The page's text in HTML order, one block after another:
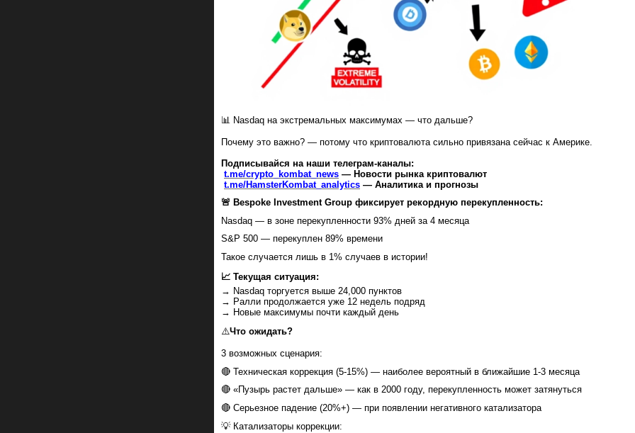
📊 Nasdaq на экстремальных максимумах — что дальше?
Почему это важно? — потому что криптовалюта сильно привязана сейчас к Америке.
Подписывайся на наши телеграм-каналы:
t.me/crypto_kombat_news — Новости рынка криптовалют
t.me/HamsterKombat_analytics — Аналитика и прогнозы
🚨 Bespoke Investment Group фиксирует рекордную перекупленность:
Nasdaq — в зоне перекупленности 93% дней за 4 месяца
S&P 500 — перекуплен 89% времени
Такое случается лишь в 1% случаев в истории!
📈 Текущая ситуация:
→ Nasdaq торгуется выше 24,000 пунктов
→ Ралли продолжается уже 12 недель подряд
→ Новые максимумы почти каждый день
⚠️Что ожидать?
3 возможных сценария:
🔴 Техническая коррекция (5-15%) — наиболее вероятный в ближайшие 1-3 месяца
🔴 «Пузырь растет дальше» — как в 2000 году, перекупленность может затянуться
🔴 Серьезное падение (20%+) — при появлении негативного катализатора
💡 Катализаторы коррекции: